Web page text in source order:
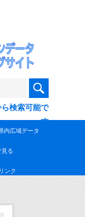
検索可能で
す
内広域データ
る
リンク